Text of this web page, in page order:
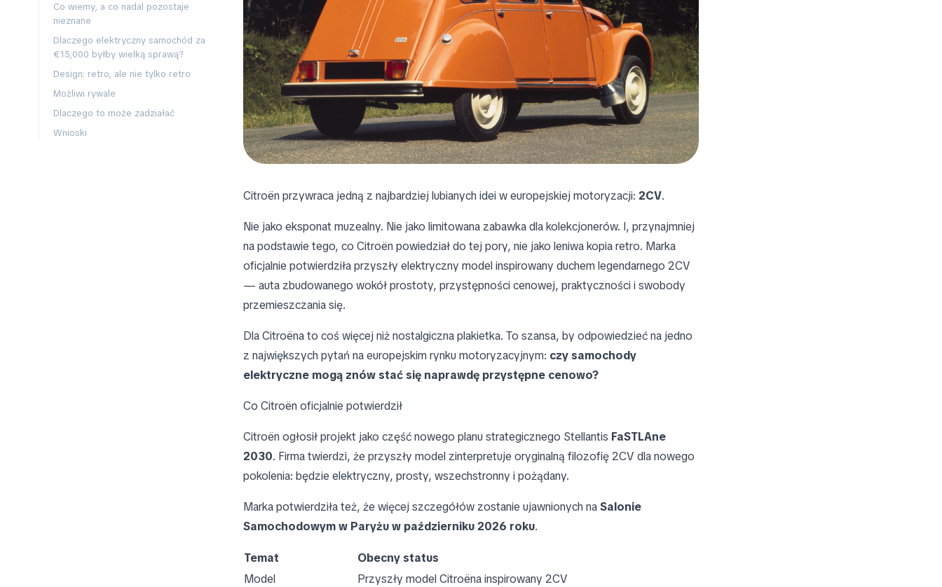
Co wiemy, a co nadal pozostaje
nieznane
Dlaczego elektryczny samochód za
€15,000 byłby wielką sprawą?
Design: retro, ale nie tylko retro
Możliwi rywale
Dlaczego to może zadziałać
Wnioski
Citroën przywraca jedną z najbardziej lubianych idei w europejskiej motoryzacji: 2CV.
Nie jako eksponat muzealny. Nie jako limitowana zabawka dla kolekcjonerów. I, przynajmniej
na podstawie tego, co Citroën powiedział do tej pory, nie jako leniwa kopia retro. Marka
oficjalnie potwierdziła przyszły elektryczny model inspirowany duchem legendarnego 2CV
— auta zbudowanego wokół prostoty, przystępności cenowej, praktyczności i swobody
przemieszczania się.
Dla Citroëna to coś więcej niż nostalgiczna plakietka. To szansa, by odpowiedzieć na jedno
z największych pytań na europejskim rynku motoryzacyjnym: czy samochody
elektryczne mogą znów stać się naprawdę przystępne cenowo?
Co Citroën oficjalnie potwierdził
Citroën ogłosił projekt jako część nowego planu strategicznego Stellantis FaSTLAne
2030. Firma twierdzi, że przyszły model zinterpretuje oryginalną filozofię 2CV dla nowego
pokolenia: będzie elektryczny, prosty, wszechstronny i pożądany.
Marka potwierdziła też, że więcej szczegółów zostanie ujawnionych naSalonie
Samochodowym w Paryżu w październiku 2026 roku.
Temat
Obecny status
Model
Przyszły model Citroëna inspirowany 2CV